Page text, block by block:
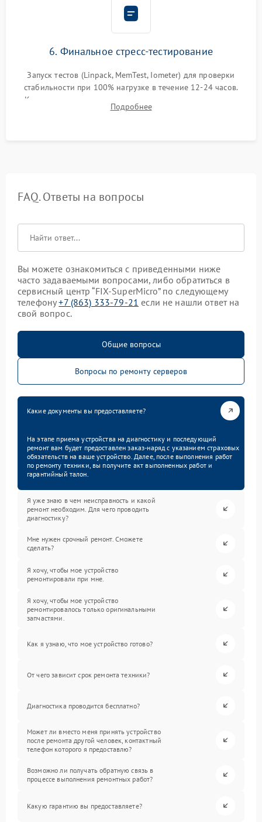
6. Финальное стресс-тестирование
Запуск тестов (Linpack, MemTest, Iometer) для проверки
стабильности при 100% нагрузке в течение 12-24 часов.
Контроль температурных режимов, проверка отсутствия
троттлинга и подготовка сервера к выдаче.
Подробнее
FAQ. Ответы на вопросы
Вы можете ознакомиться с приведенными ниже
часто задаваемыми вопросами, либо обратиться в
сервисный центр “FIX-SuperMicro” по следующему
телефону+7 (863) 333-79-21 если не нашли ответ на
свой вопрос.
Общие вопросы
Вопросы по ремонту серверов
Какие документы вы предоставляете?
На этапе приема устройства на диагностику и последующий
ремонт вам будет предоставлен заказ-наряд с указанием страховых
обязательств на ваше устройство. Далее, после выполнения работ
по ремонту техники, вы получите акт выполненных работ и
гарантийный талон.
Я уже знаю в чем неисправность и какой
ремонт необходим. Для чего проводить
диагностику?
Мне нужен срочный ремонт. Сможете
сделать?
Я хочу, чтобы мое устройство
ремонтировали при мне.
Я хочу, чтобы мое устройство
ремонтировалось только оригинальными
запчастями.
Как я узнаю, что мое устройство готово?
От чего зависит срок ремонта техники?
Диагностика проводится бесплатно?
Может ли вместо меня принять устройство
после ремонта другой человек, контактный
телефон которого я предоставлю?
Возможно ли получать обратную связь в
процессе выполнения ремонтных работ?
Какую гарантию вы предоставляете?